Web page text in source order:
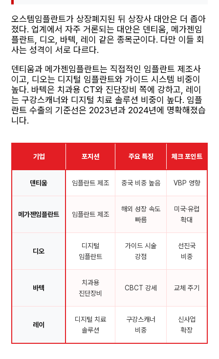
오스템임플란트가 상장폐지된 뒤 상장사 대안은 더 좁아
졌다. 업계에서 자주 거론되는 대안은 덴티움, 메가젠임
플란트, 디오, 바텍, 레이 같은 종목군이다. 다만 이들 회
사는 성격이 서로 다르다.
덴티움과 메가젠임플란트는 직접적인 임플란트 제조사
이고, 디오는 디지털 임플란트와 가이드 시스템 비중이
높다. 바텍은 치과용 CT와 진단장비 쪽에 강하고, 레이
는 구강스캐너와 디지털 치료 솔루션 비중이 높다. 임플
란트 수출의 기준선은 2023년과 2024년에 명확해졌습
니다.
기업 포지션 주요 특징 체크 포인트
덴티움 임플란트 제조 중국 비중 높음 VBP 영향
메가젠임플란트 임플란트 제조
해외 성장 속도
빠름
미국·유럽
확대
디오
디지털
임플란트
가이드 시술
강점
선진국
비중
바텍
치과용
진단장비
CBCT 강세 교체 주기
레이
디지털 치료
솔루션
구강스캐너
비중
신사업
확장